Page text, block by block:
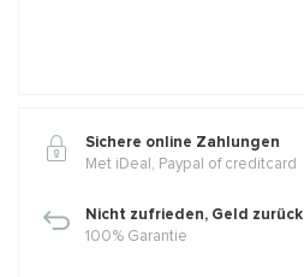
Sichere online Zahlungen
Met iDeal, Paypal of creditcard
Nicht zufrieden, Geld zurück
100% Garantie